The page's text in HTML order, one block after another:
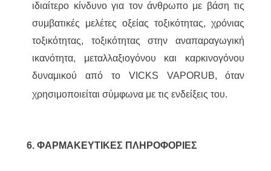
ιδιαίτερο κίνδυνο για τον άνθρωπο με βάση τις
συμβατικές μελέτες οξείας τοξικότητας, χρόνιας
τοξικότητας, τοξικότητας στην αναπαραγωγική
ικανότητα, μεταλλαξιογόνου και καρκινογόνου
δυναμικού από το VICKS VAPORUB,
όταν
χρησιμοποιείται σύμφωνα με τις ενδείξεις του.
6. ΦΑΡΜΑΚΕΥΤΙΚΕΣ ΠΛΗΡΟΦΟΡΙΕΣ